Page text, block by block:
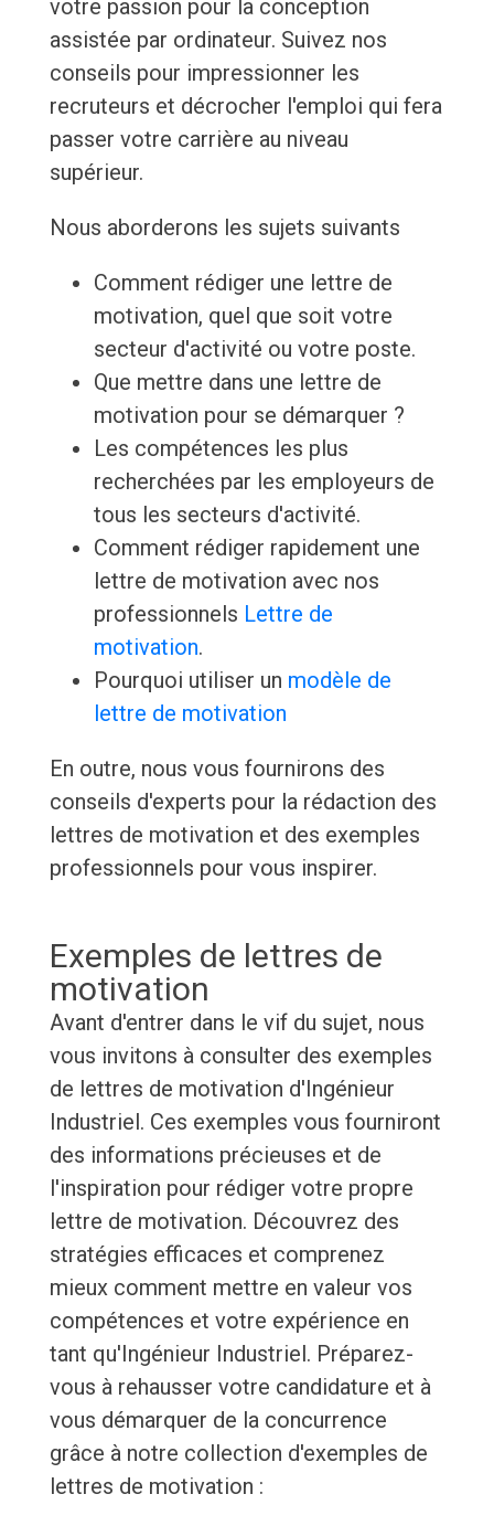
votre passion pour la conception
assistée par ordinateur. Suivez nos
conseils pour impressionner les
recruteurs et décrocher l'emploi qui fera
passer votre carrière au niveau
supérieur.
Nous aborderons les sujets suivants
Comment rédiger une lettre de
motivation, quel que soit votre
secteur d'activité ou votre poste.
Que mettre dans une lettre de
motivation pour se démarquer ?
Les compétences les plus
recherchées par les employeurs de
tous les secteurs d'activité.
Comment rédiger rapidement une
lettre de motivation avec nos
professionnels Lettre de
motivation.
Pourquoi utiliser un modèle de
lettre de motivation
En outre, nous vous fournirons des
conseils d'experts pour la rédaction des
lettres de motivation et des exemples
professionnels pour vous inspirer.
Exemples de lettres de
motivation
Avant d'entrer dans le vif du sujet, nous
vous invitons à consulter des exemples
de lettres de motivation d'Ingénieur
Industriel. Ces exemples vous fourniront
des informations précieuses et de
l'inspiration pour rédiger votre propre
lettre de motivation. Découvrez des
stratégies efficaces et comprenez
mieux comment mettre en valeur vos
compétences et votre expérience en
tant qu'Ingénieur Industriel. Préparez-
vous à rehausser votre candidature et à
vous démarquer de la concurrence
grâce à notre collection d'exemples de
lettres de motivation :